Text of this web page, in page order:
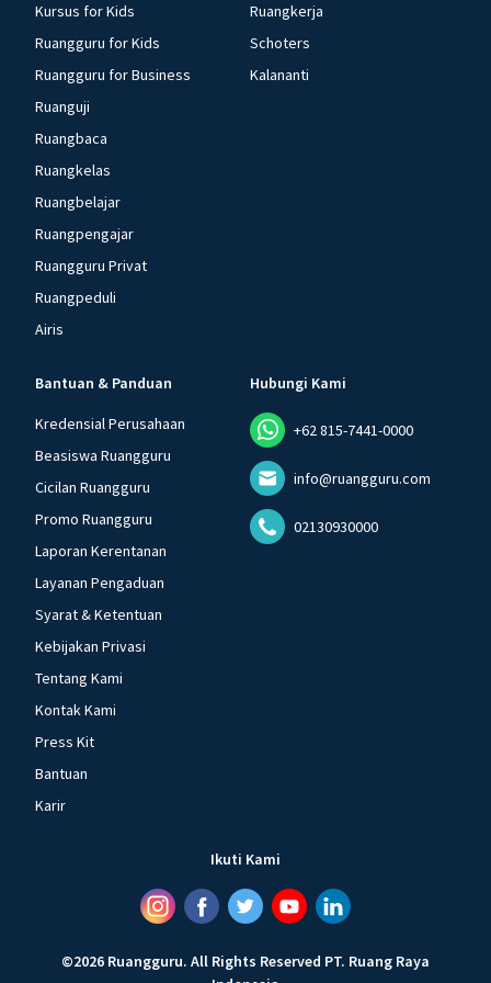
Kursus for Kids
Ruangguru for Kids
Ruangguru for Business
Ruanguji
Ruangbaca
Ruangkelas
Ruangbelajar
Ruangpengajar
Ruangguru Privat
Ruangpeduli
Airis
Ruangkerja
Schoters
Kalananti
Bantuan & Panduan
Kredensial Perusahaan
Beasiswa Ruangguru
Cicilan Ruangguru
Promo Ruangguru
Laporan Kerentanan
Layanan Pengaduan
Syarat & Ketentuan
Kebijakan Privasi
Tentang Kami
Kontak Kami
Press Kit
Bantuan
Karir
Hubungi Kami
+62 815-7441-0000
info@ruangguru.com
02130930000
Ikuti Kami
©2026 Ruangguru. All Rights Reserved PT. Ruang Raya